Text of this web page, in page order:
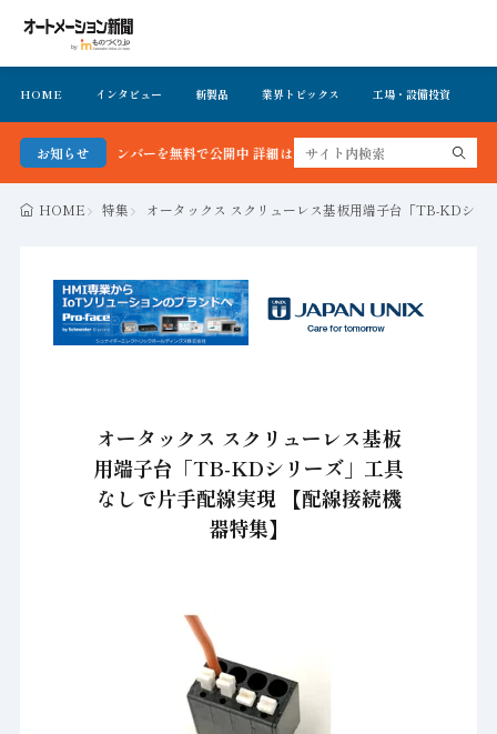
HOME インタビュー 新製品 業界トピックス 工場・設備投資
お知らせ
ックナンバーを無料で公開中 詳細はこちら
HOME 特集 オータックス スクリューレス基板用端子台「TB-KDシ
オータックス スクリューレス基板
用端子台「TB-KDシリーズ」工具
なしで片手配線実現 【配線接続機
器特集】